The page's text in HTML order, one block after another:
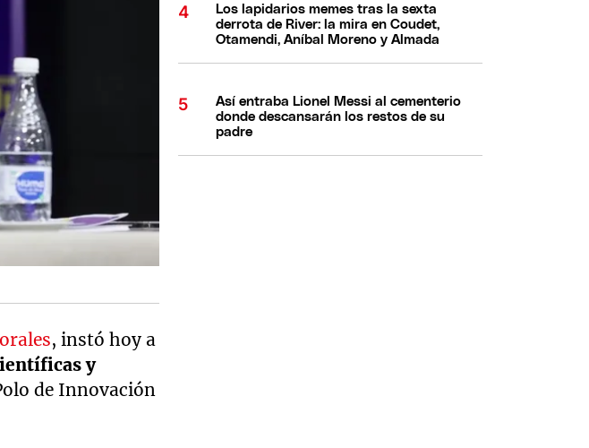
, instó hoy a
y
de Innovación
Los lapidarios memes tras la sexta
derrota de River: la mira en Coudet,
Otamendi, Aníbal Moreno y Almada
Así entraba Lionel Messi al cementerio
donde descansarán los restos de su
padre